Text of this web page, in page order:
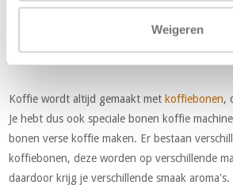
Weigeren
Koffie wordt altijd gemaakt met koffiebonen,
Je hebt dus ook speciale bonen koffie
bonen verse koffie maken. Er bestaan
koffiebonen, deze worden op verschillende
daardoor krijg je verschillende smaak